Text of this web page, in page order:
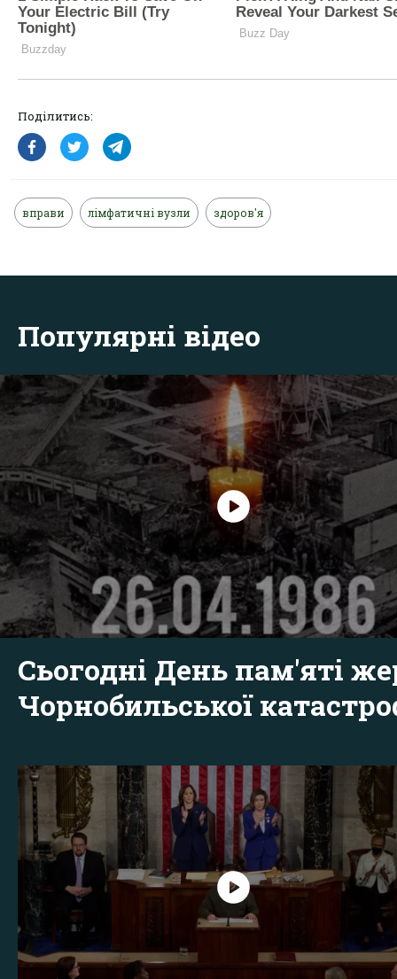
Поділитись:
вправи лімфатичні вузли здоров'я
Популярні відео
Сьогодні День пам'яті
Чорнобильської